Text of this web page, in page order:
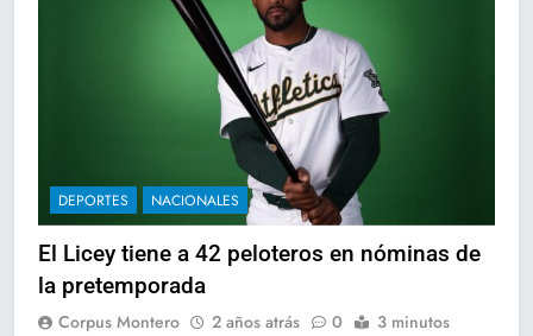
DEPORTES NACIONALES
El Licey tiene a 42 peloteros en nóminas de
la pretemporada
Corpus Montero 2 años atrás 0 3 minutos